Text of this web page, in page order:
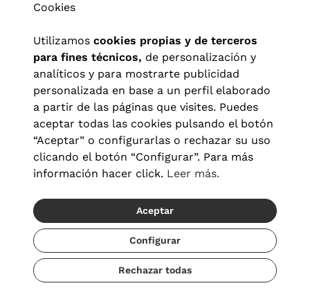
Recíbelo del 20/08 al 22/08
Aviso legal| Política de privacidad Términos y condiciones
Política de cookies|Configuración de cookies
© 2026 Visionlab España
Cookies
Utilizamos cookies propias y de terceros
para fines técnicos, de personalización y
analíticos y para mostrarte publicidad
personalizada en base a un perfil elaborado
a partir de las páginas que visites. Puedes
aceptar todas las cookies pulsando el botón
“Aceptar” o configurarlas o rechazar su uso
clicando el botón “Configurar”. Para más
información hacer click. Leer más.
Aceptar
Configurar
Rechazar todas